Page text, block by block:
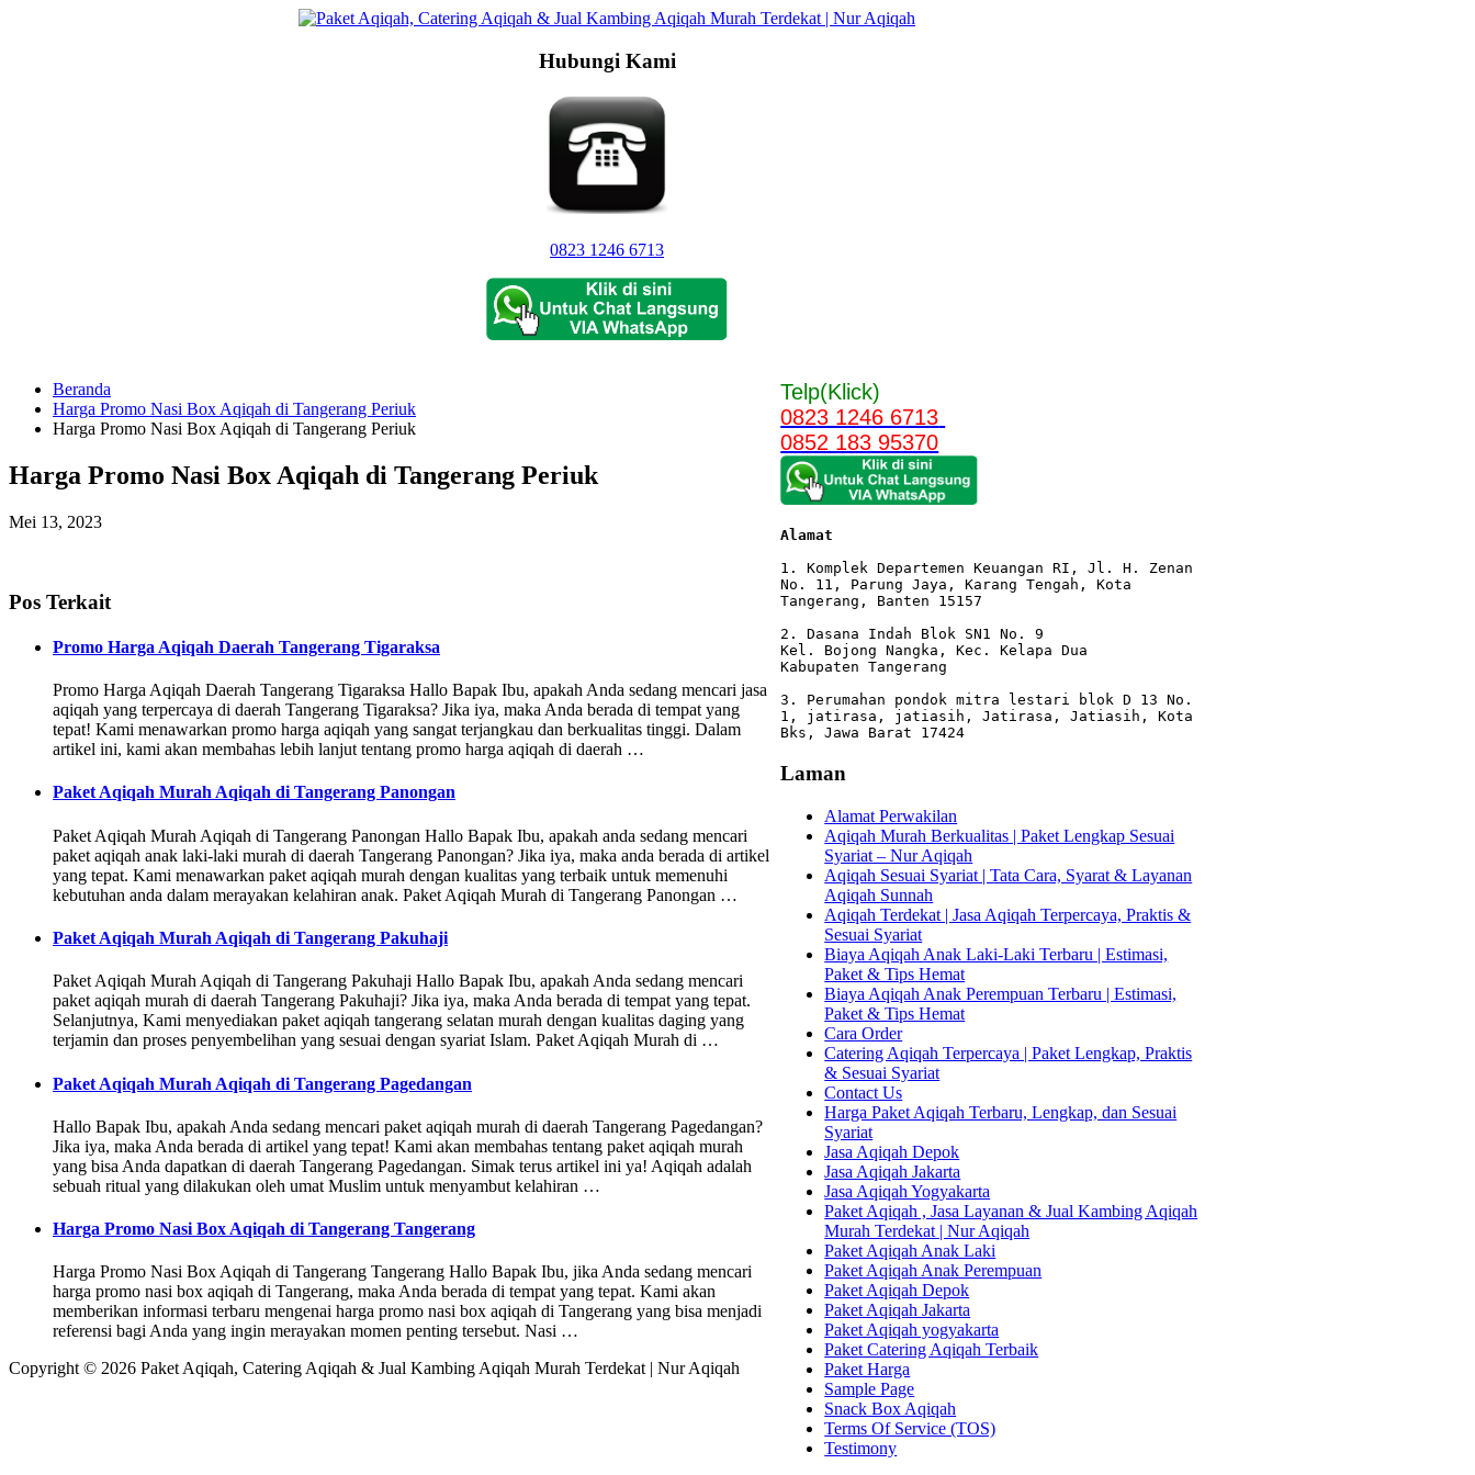
Hubungi Kami
0823 1246 6713
Beranda
Harga Promo Nasi Box Aqiqah di Tangerang Periuk
Harga Promo Nasi Box Aqiqah di Tangerang Periuk
Harga Promo Nasi Box Aqiqah di Tangerang Periuk
Mei 13, 2023
Pos Terkait
Promo Harga Aqiqah Daerah Tangerang Tigaraksa
Promo Harga Aqiqah Daerah Tangerang Tigaraksa Hallo Bapak Ibu, apakah Anda sedang mencari jasa
aqiqah yang terpercaya di daerah Tangerang Tigaraksa? Jika iya, maka Anda berada di tempat yang
tepat! Kami menawarkan promo harga aqiqah yang sangat terjangkau dan berkualitas tinggi. Dalam
artikel ini, kami akan membahas lebih lanjut tentang promo harga aqiqah di daerah …
Paket Aqiqah Murah Aqiqah di Tangerang Panongan
Paket Aqiqah Murah Aqiqah di Tangerang Panongan Hallo Bapak Ibu, apakah anda sedang mencari
paket aqiqah anak laki-laki murah di daerah Tangerang Panongan? Jika iya, maka anda berada di artikel
yang tepat. Kami menawarkan paket aqiqah murah dengan kualitas yang terbaik untuk memenuhi
kebutuhan anda dalam merayakan kelahiran anak. Paket Aqiqah Murah di Tangerang Panongan …
Paket Aqiqah Murah Aqiqah di Tangerang Pakuhaji
Paket Aqiqah Murah Aqiqah di Tangerang Pakuhaji Hallo Bapak Ibu, apakah Anda sedang mencari
paket aqiqah murah di daerah Tangerang Pakuhaji? Jika iya, maka Anda berada di tempat yang tepat.
Selanjutnya, Kami menyediakan paket aqiqah tangerang selatan murah dengan kualitas daging yang
terjamin dan proses penyembelihan yang sesuai dengan syariat Islam. Paket Aqiqah Murah di …
Paket Aqiqah Murah Aqiqah di Tangerang Pagedangan
Hallo Bapak Ibu, apakah Anda sedang mencari paket aqiqah murah di daerah Tangerang Pagedangan?
Jika iya, maka Anda berada di artikel yang tepat! Kami akan membahas tentang paket aqiqah murah
yang bisa Anda dapatkan di daerah Tangerang Pagedangan. Simak terus artikel ini ya! Aqiqah adalah
sebuah ritual yang dilakukan oleh umat Muslim untuk menyambut kelahiran …
Harga Promo Nasi Box Aqiqah di Tangerang Tangerang
Harga Promo Nasi Box Aqiqah di Tangerang Tangerang Hallo Bapak Ibu, jika Anda sedang mencari
harga promo nasi box aqiqah di Tangerang, maka Anda berada di tempat yang tepat. Kami akan
memberikan informasi terbaru mengenai harga promo nasi box aqiqah di Tangerang yang bisa menjadi
referensi bagi Anda yang ingin merayakan momen penting tersebut. Nasi …
Telp(Klick)
0823 1246 6713
0852 183 95370
Alamat
1. Komplek Departemen Keuangan RI, Jl. H. Zenan
No. 11, Parung Jaya, Karang Tengah, Kota
Tangerang, Banten 15157
2. Dasana Indah Blok SN1 No. 9
Kel. Bojong Nangka, Kec. Kelapa Dua
Kabupaten Tangerang
3. Perumahan pondok mitra lestari blok D 13 No.
1, jatirasa, jatiasih, Jatirasa, Jatiasih, Kota
Bks, Jawa Barat 17424
Laman
Alamat Perwakilan
Aqiqah Murah Berkualitas | Paket Lengkap Sesuai
Syariat – Nur Aqiqah
Aqiqah Sesuai Syariat | Tata Cara, Syarat & Layanan
Aqiqah Sunnah
Aqiqah Terdekat | Jasa Aqiqah Terpercaya, Praktis &
Sesuai Syariat
Biaya Aqiqah Anak Laki-Laki Terbaru | Estimasi,
Paket & Tips Hemat
Biaya Aqiqah Anak Perempuan Terbaru | Estimasi,
Paket & Tips Hemat
Cara Order
Catering Aqiqah Terpercaya | Paket Lengkap, Praktis
& Sesuai Syariat
Contact Us
Harga Paket Aqiqah Terbaru, Lengkap, dan Sesuai
Syariat
Jasa Aqiqah Depok
Jasa Aqiqah Jakarta
Jasa Aqiqah Yogyakarta
Paket Aqiqah , Jasa Layanan & Jual Kambing Aqiqah
Murah Terdekat | Nur Aqiqah
Paket Aqiqah Anak Laki
Paket Aqiqah Anak Perempuan
Paket Aqiqah Depok
Paket Aqiqah Jakarta
Paket Aqiqah yogyakarta
Paket Catering Aqiqah Terbaik
Paket Harga
Sample Page
Snack Box Aqiqah
Terms Of Service (TOS)
Testimony
Copyright © 2026 Paket Aqiqah, Catering Aqiqah & Jual Kambing Aqiqah Murah Terdekat | Nur Aqiqah